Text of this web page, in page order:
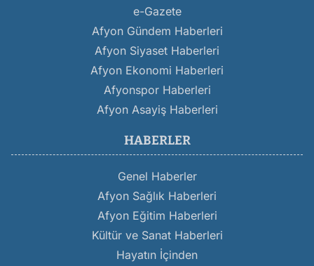
e-Gazete
Afyon Gündem Haberleri
Afyon Siyaset Haberleri
Afyon Ekonomi Haberleri
Afyonspor Haberleri
Afyon Asayiş Haberleri
HABERLER
Genel Haberler
Afyon Sağlık Haberleri
Afyon Eğitim Haberleri
Kültür ve Sanat Haberleri
Hayatın İçinden